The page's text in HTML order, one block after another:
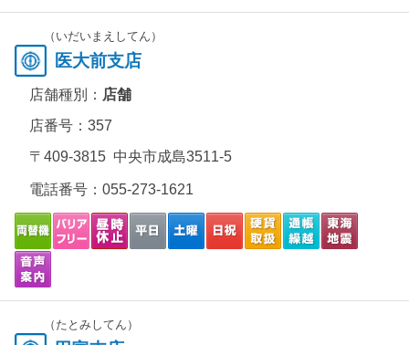
（いだいまえしてん）
医大前支店
店舗種別： 店舗
店番号：357
〒409-3815 中央市成島3511-5
電話番号： 055-273-1621
（たとみしてん）